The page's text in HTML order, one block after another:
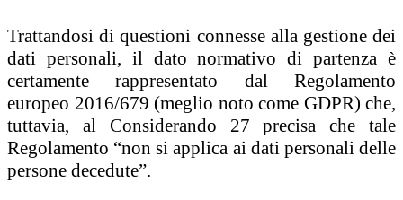
Trattandosi di questioni connesse alla gestione dei
dati personali, il dato normativo di partenza è
certamente rappresentato dal Regolamento
europeo 2016/679 (meglio noto come GDPR) che,
tuttavia, al Considerando 27 precisa che tale
Regolamento “non si applica ai dati personali delle
persone decedute”.